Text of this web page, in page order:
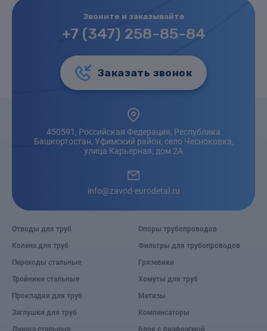
Звоните и заказывайте
+7 (347) 258-85-84
Заказать звонок
450591, Российская Федерация, Республика
Башкортостан, Уфимский район, село Чесноковка,
улица Карьерная, дом 2А
info@zavod-eurodetal.ru
Отводы для труб
Колена для труб
Переходы стальные
Тройники стальные
Прокладки для труб
Заглушки для труб
Опоры трубопроводов
Фильтры для трубопроводов
Грязевики
Хомуты для труб
Метизы
Компенсаторы